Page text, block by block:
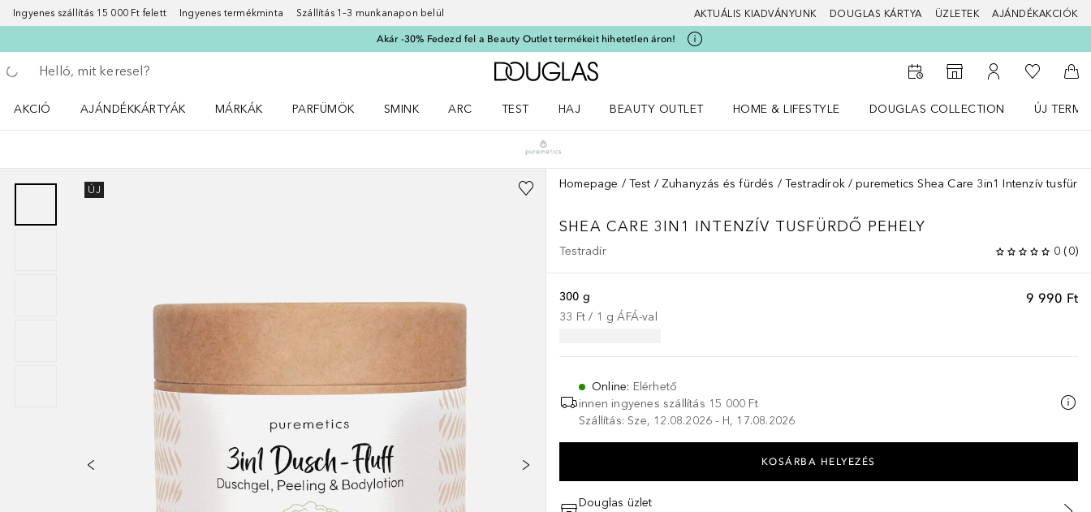
Ingyenes szállítás 15 000 Ft felett Ingyenes termékminta Szállítás 1–3 munkanapon belül AKTUÁLIS KIADVÁNYUNK DOUGLAS KÁRTYA ÜZLETEK AJÁNDÉKAKCIÓK
Akár -30% Fedezd fel a Beauty Outlet termékeit hihetetlen áron!
Menj vissza
Keresés végrehajtása
A Douglas Főoldalra
Az üzletkeresőhöz
A fiókomhoz
A
AKCIÓ
AJÁNDÉKKÁRTYÁK
MÁRKÁK
PARFÜMÖK
SMINK
ARC
TEST
HAJ
BEAUTY OUTLET
HOME & LIFESTYLE
DOUGLAS COLLECTION
ÚJ
ÚJ Homepage Test Zuhanyzás és fürdés Testradírok puremetics Shea Care 3in1 Intenzív
SHEA CARE 3IN1 INTENZÍV TUSFÜRDŐ PEHELY
Testradír 0 (0)
9 990 Ft
300 g
33 Ft / 1 g ÁFÁ-val
Online: Elérhető
innen ingyenes szállítás 15 000 Ft
Szállítás: Sze, 12.08.2026 - H, 17.08.2026
KOSÁRBA HELYEZÉS
Douglas üzlet